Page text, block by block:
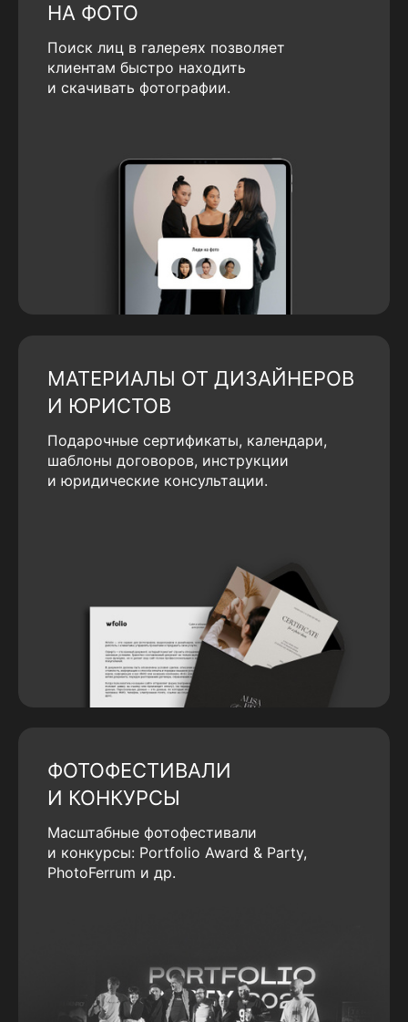
НА ФОТО
Поиск лиц в галереях позволяет
клиентам быстро находить
и скачивать фотографии.
МАТЕРИАЛЫ ОТ ДИЗАЙНЕРОВ
И ЮРИСТОВ
Подарочные сертификаты, календари,
шаблоны договоров, инструкции
и юридические консультации.
ФОТОФЕСТИВАЛИ
И КОНКУРСЫ
Масштабные фотофестивали
и конкурсы: Portfolio Award & Party,
PhotoFerrum и др.